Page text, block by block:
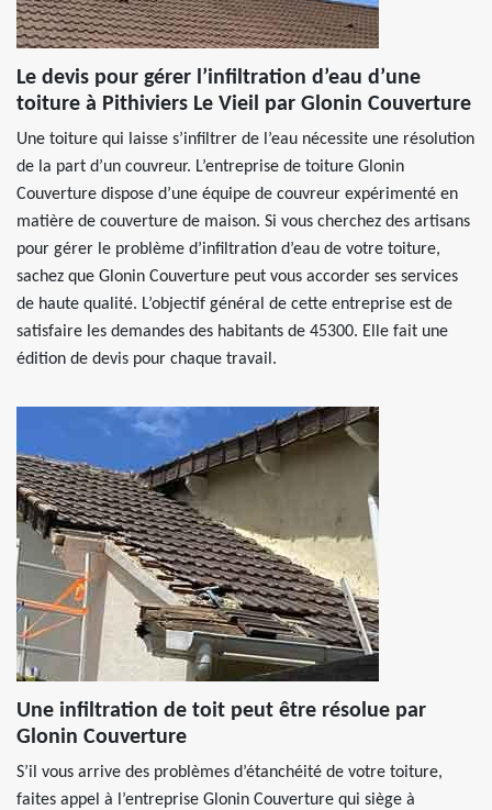
Le devis pour gérer l’infiltration d’eau d’une
toiture à Pithiviers Le Vieil par Glonin Couverture
Une toiture qui laisse s’infiltrer de l’eau nécessite une résolution
de la part d’un couvreur. L’entreprise de toiture Glonin
Couverture dispose d’une équipe de couvreur expérimenté en
matière de couverture de maison. Si vous cherchez des artisans
pour gérer le problème d’infiltration d’eau de votre toiture,
sachez que Glonin Couverture peut vous accorder ses services
de haute qualité. L’objectif général de cette entreprise est de
satisfaire les demandes des habitants de 45300. Elle fait une
édition de devis pour chaque travail.
Une infiltration de toit peut être résolue par
Glonin Couverture
S’il vous arrive des problèmes d’étanchéité de votre toiture,
faites appel à l’entreprise Glonin Couverture qui siège à